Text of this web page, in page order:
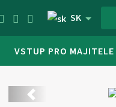
SK
VSTUP PRO MAJITELE
Predchádzajúca